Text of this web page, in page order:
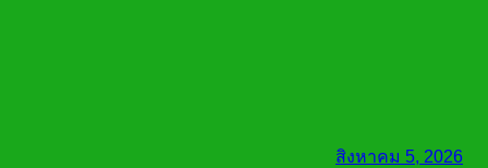
สิงหาคม 5, 2026